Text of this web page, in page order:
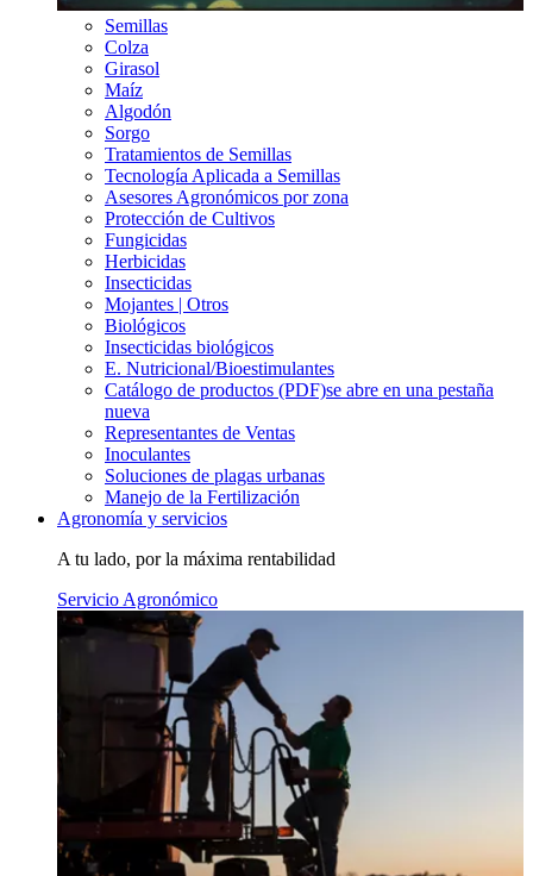
Semillas
Colza
Girasol
Maíz
Algodón
Sorgo
Tratamientos de Semillas
Tecnología Aplicada a Semillas
Asesores Agronómicos por zona
Protección de Cultivos
Fungicidas
Herbicidas
Insecticidas
Mojantes | Otros
Biológicos
Insecticidas biológicos
E. Nutricional/Bioestimulantes
Catálogo de productos (PDF)se abre en una pestaña
nueva
Representantes de Ventas
Inoculantes
Soluciones de plagas urbanas
Manejo de la Fertilización
Agronomía y servicios
A tu lado, por la máxima rentabilidad
Servicio Agronómico